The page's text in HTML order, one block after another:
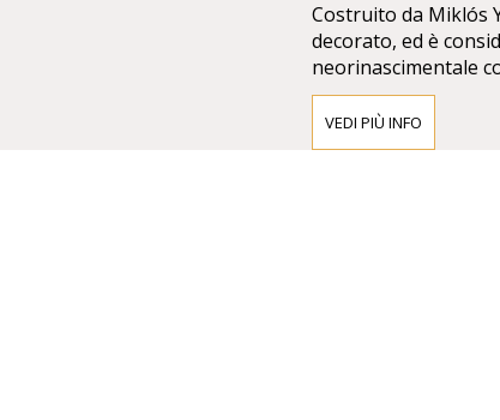
Costruito da Miklós
decorato, ed è
neorinascimentale
sculture di Bertalan
VEDI PIÙ INFO